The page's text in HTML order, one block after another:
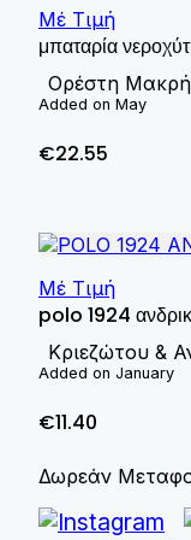
Μέ Τιμή
μπαταρία
Ορέστη Μακρή
Added on May
€22.55
Μέ Τιμή
polo 1924
Κριεζώτου &
Added on January
€11.40
Δωρεάν